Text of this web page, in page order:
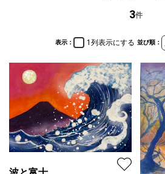
3件
表示： 1列表示にする 並び順：